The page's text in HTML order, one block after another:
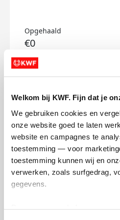
Welkom bij KWF. Fijn dat je
We gebruiken cookies en
onze website goed te laten
website en campagnes te
toestemming — voor
toestemming kunnen wij en
verwerken, zoals surfgedrag,
gegevens.
Opgehaald
€0
Doneer
Mieke's